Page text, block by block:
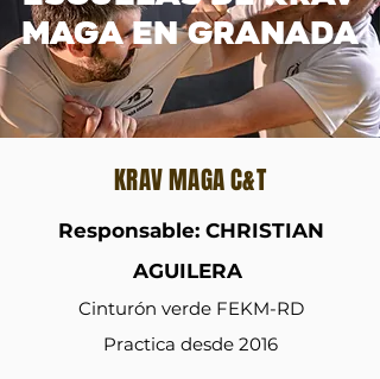
MAGA en granada
KRAV MAGA C&T
Responsable: CHRISTIAN
AGUILERA
Cinturón verde FEKM-RD
Practica desde 2016